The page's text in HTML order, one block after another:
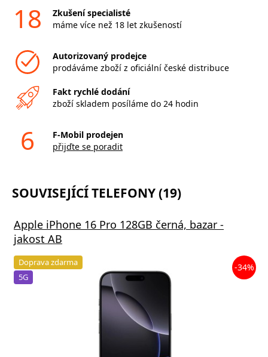
18
Zkušení specialisté
máme více než 18 let zkušeností
Autorizovaný prodejce
prodáváme zboží z oficiální české distribuce
Fakt rychlé dodání
zboží skladem posíláme do 24 hodin
6
F-Mobil prodejen
přijďte se poradit
SOUVISEJÍCÍ TELEFONY (19)
Apple iPhone 16 Pro 128GB černá, bazar -
jakost AB
Doprava zdarma
5G
-34%